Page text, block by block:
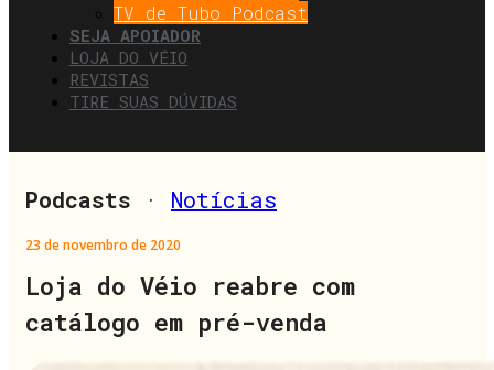
TV de Tubo Podcast
SEJA APOIADOR
LOJA DO VÉIO
REVISTAS
TIRE SUAS DÚVIDAS
Podcasts · Notícias
23 de novembro de 2020
Loja do Véio reabre com
catálogo em pré-venda